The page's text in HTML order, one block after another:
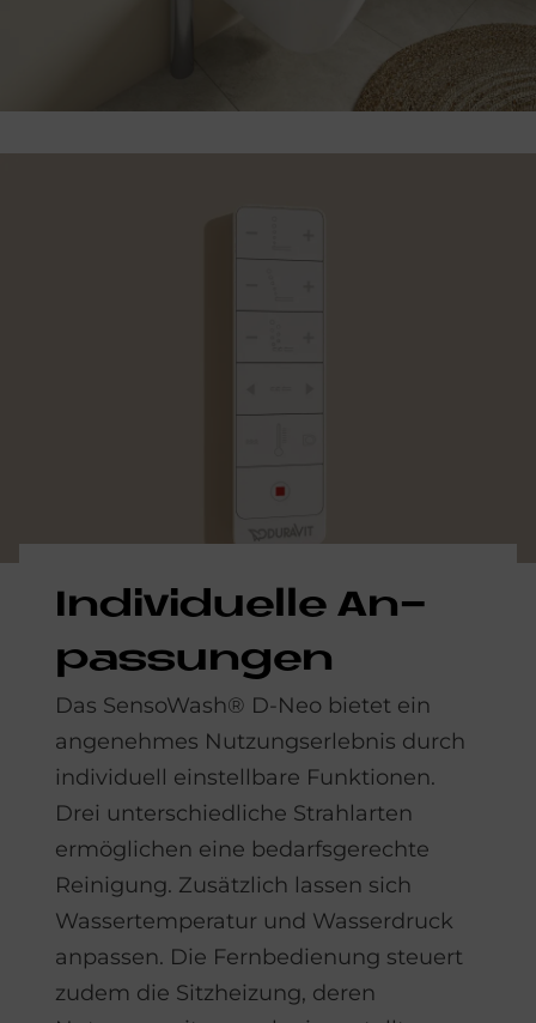
In­di­vi­du­el­le An­
pas­sun­gen
Das SensoWash® D-Neo bietet ein
angenehmes Nutzungserlebnis durch
individuell einstellbare Funktionen.
Drei unterschiedliche Strahlarten
ermöglichen eine bedarfsgerechte
Reinigung. Zusätzlich lassen sich
Wassertemperatur und Wasserdruck
anpassen. Die Fernbedienung steuert
zudem die Sitzheizung, deren